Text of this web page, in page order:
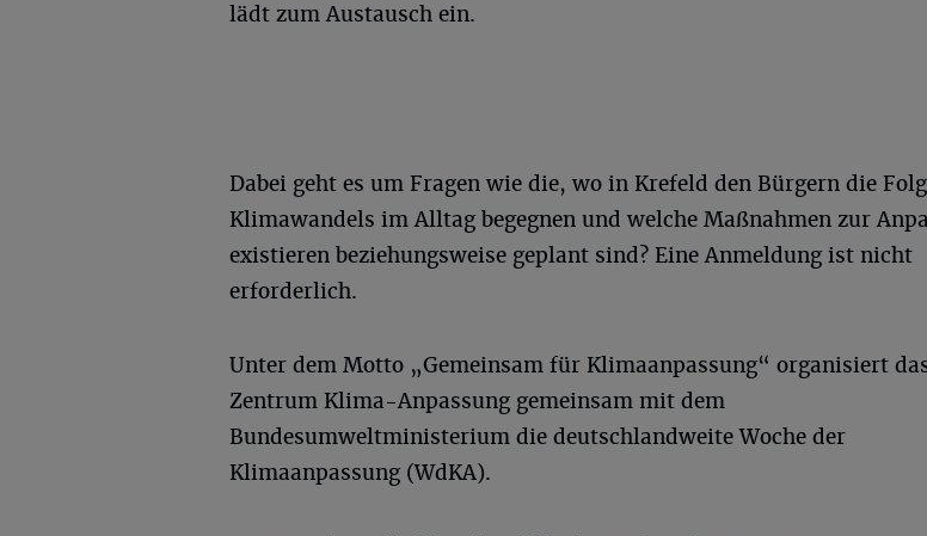
lädt zum Austausch ein.
Dabei geht es um Fragen wie die, wo in Krefeld den Bürgern die
Klimawandels im Alltag begegnen und welche Maßnahmen zur
existieren beziehungsweise geplant sind? Eine Anmeldung ist nicht
erforderlich.
Unter dem Motto „Gemeinsam für Klimaanpassung“ organisiert
Zentrum Klima-Anpassung gemeinsam mit dem
Bundesumweltministerium die deutschlandweite Woche der
Klimaanpassung (WdKA).